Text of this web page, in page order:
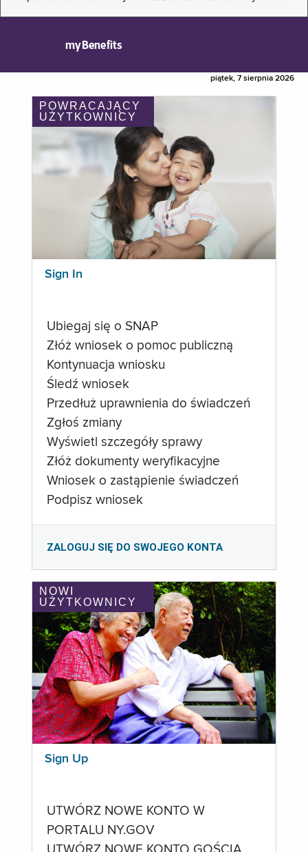
myBenefits
piątek, 7 sierpnia 2026
POWRACAJĄCY
UŻYTKOWNICY
Sign In
Ubiegaj się o SNAP
Złóż wniosek o pomoc publiczną
Kontynuacja wniosku
Śledź wniosek
Przedłuż uprawnienia do świadczeń
Zgłoś zmiany
Wyświetl szczegóły sprawy
Złóż dokumenty weryfikacyjne
Wniosek o zastąpienie świadczeń
Podpisz wniosek
ZALOGUJ SIĘ DO SWOJEGO KONTA
NOWI
UŻYTKOWNICY
Sign Up
UTWÓRZ NOWE KONTO W
PORTALU NY.GOV